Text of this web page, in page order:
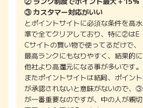
③ カスタマー対応がいい
とポイントサイトに必須な条件を高水
準で全てクリアしており、特に②はE
Cサイトの買い物で使ってるだけで、
最高ランクにもなりやすく、結果的に
他社より高還元になる事が多いです。
またポイントサイトは結局、ポイント
が承認されないと意味がないので、③
が一番重要なのですが、中の人が親切